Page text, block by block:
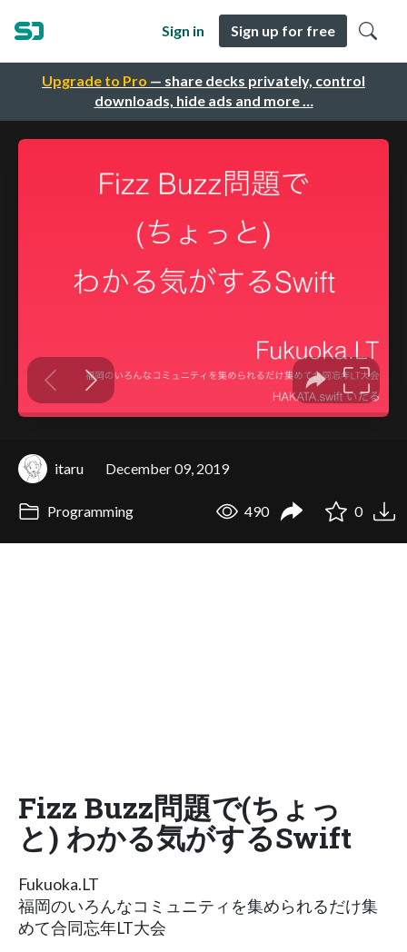
Upgrade to Pro — share decks privately, control
downloads, hide ads and more …
Sign in Sign up for free
itaru December 09, 2019
Programming 490 0
Fizz Buzz問題で(ちょっ
と) わかる気がするSwift
Fukuoka.LT
福岡のいろんなコミュニティを集められるだけ集
めて合同忘年LT大会